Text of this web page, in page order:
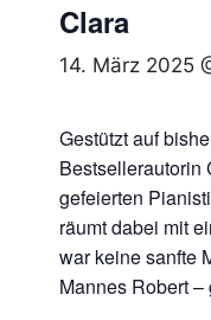
Clara
14. März 2025
Gestützt auf
Bestsellerautorin
gefeierten
räumt dabei mit
war keine sanfte
Mannes Robert